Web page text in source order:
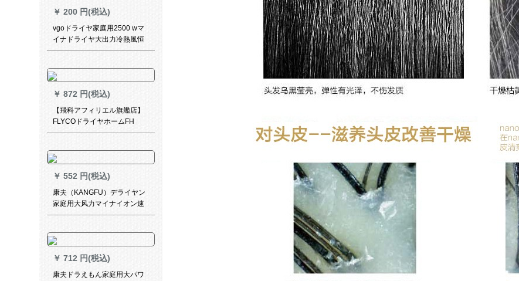
￥ 200 円(税込)
vgoドライヤ家庭用2500 wマ
イナドライヤ大出力冷熱風恒
温保護ドライヤ風吹毛筒集風
￥ 872 円(税込)
【飛科アフィリエル旗艦店】
FLYCOドライヤホームFH
6231ドライヤのビッグサイズ
￥ 552 円(税込)
康夫（KANGFU）デライヤン
家庭用大风力マイナイオン速
乾护发KF-5882大出力冷热风
￥ 712 円(税込)
康夫ドラえもん家庭用大パワ